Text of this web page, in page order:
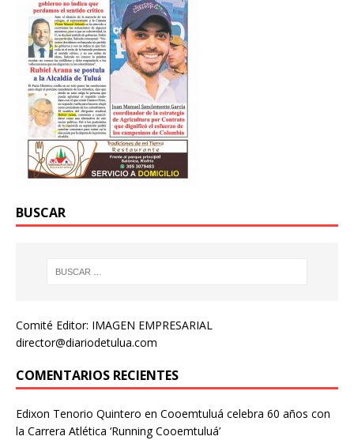
BUSCAR
Comité Editor: IMAGEN EMPRESARIAL
director@diariodetulua.com
COMENTARIOS RECIENTES
Edixon Tenorio Quintero en Cooemtuluá celebra 60 años con
la Carrera Atlética ‘Running Cooemtuluá’